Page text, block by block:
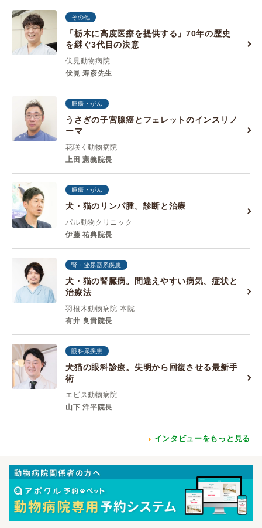
その他
「栃木に高度医療を提供する」70年の歴史
を継ぐ3代目の決意
伏見動物病院
伏見 寿彦先生
腫瘍・がん
うさぎの子宮腺癌とフェレットのインスリノ
ーマ
花咲く動物病院
上田 憲義院長
腫瘍・がん
犬・猫のリンパ腫。診断と治療
パル動物クリニック
伊藤 祐典院長
腎・泌尿器系疾患
犬・猫の腎臓病。間違えやすい病気、症状と
治療法
羽根木動物病院 本院
有井 良貴院長
眼科系疾患
犬猫の眼科診療。失明から回復させる最新手
術
エビス動物病院
山下 洋平院長
インタビューをもっと見る